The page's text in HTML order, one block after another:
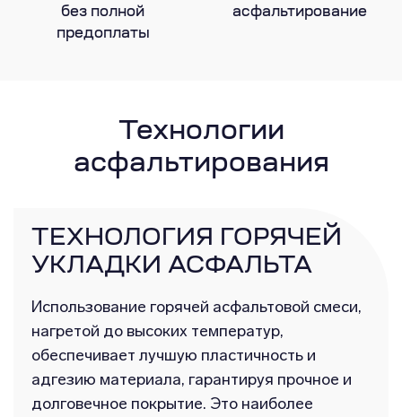
без полной
предоплаты
асфальтирование
Технологии
асфальтирования
ТЕХНОЛОГИЯ ГОРЯЧЕЙ
УКЛАДКИ АСФАЛЬТА
Использование горячей асфальтовой смеси,
нагретой до высоких температур,
обеспечивает лучшую пластичность и
адгезию материала, гарантируя прочное и
долговечное покрытие. Это наиболее